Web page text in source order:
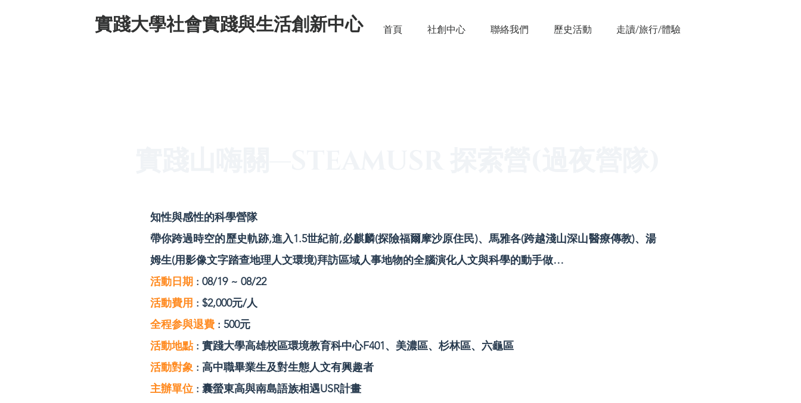
實踐大學社會實踐與生活創新中心 首頁 社創中心 聯絡我們 歷史活動 走讀/旅行/體驗
知性與感性的科學營隊
帶你跨過時空的歷史軌跡,進入1.5世紀前,必麒麟(探險福爾摩沙原住民)、馬雅各(跨越淺山深山醫療傳教)、湯
姆生(用影像文字踏查地理人文環境)拜訪區域人事地物的全腦演化人文與科學的動手做…
活動日期 : 08/19 ~ 08/22
活動費用 : $2,000元/人
全程参與退費 : 500元
活動地點: 實踐大學高雄校區環境教育科中心F401、美濃區、杉林區、六龜區
活動對象 : 高中職畢業生及對生態人文有興趣者
主辦單位 : 囊螢東高與南島語族相遇USR計畫